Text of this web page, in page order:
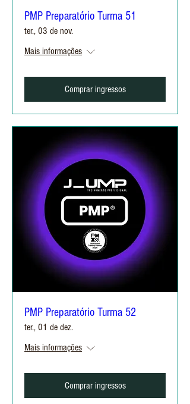
PMP Preparatório Turma 51
ter., 03 de nov.
Mais informações
Comprar ingressos
PMP Preparatório Turma 52
ter., 01 de dez.
Mais informações
Comprar ingressos